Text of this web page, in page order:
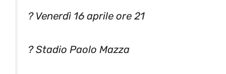
? Venerdì 16 aprile ore 21
? Stadio Paolo Mazza